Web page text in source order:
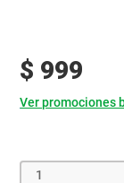
$ 999
Ver promociones
1